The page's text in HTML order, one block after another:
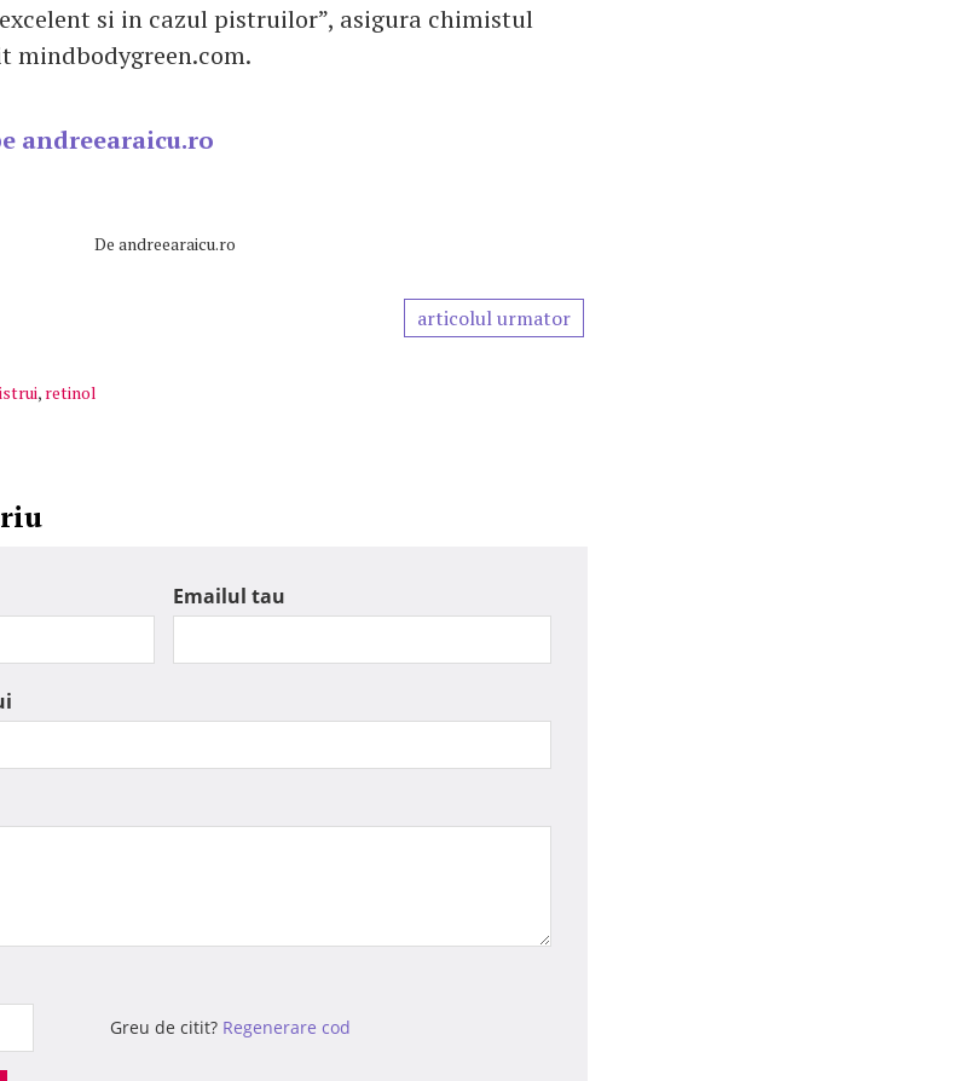
si in cazul pistruilor”, asigura chimistul
mindbodygreen.com.
andreearaicu.ro
De andreearaicu.ro
articolul urmator
, retinol
Emailul tau
Greu de citit? Regenerare cod